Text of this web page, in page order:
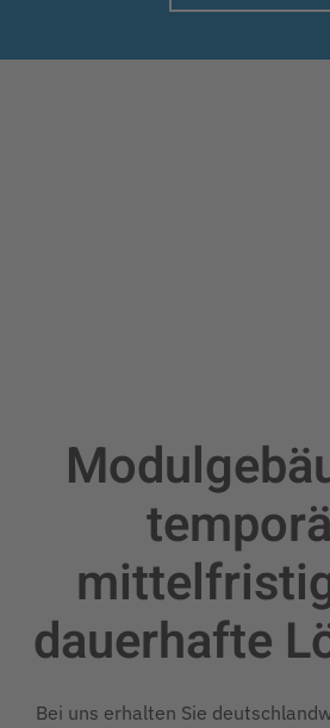
dauerhafte
Bei uns erhalten Sie